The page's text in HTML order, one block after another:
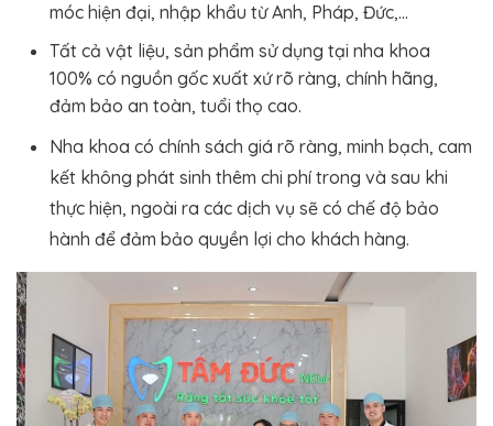
móc hiện đại, nhập khẩu từ Anh, Pháp, Đức,…
Tất cả vật liệu, sản phẩm sử dụng tại nha khoa
100% có nguồn gốc xuất xứ rõ ràng, chính hãng,
đảm bảo an toàn, tuổi thọ cao.
Nha khoa có chính sách giá rõ ràng, minh bạch, cam
kết không phát sinh thêm chi phí trong và sau khi
thực hiện, ngoài ra các dịch vụ sẽ có chế độ bảo
hành để đảm bảo quyền lợi cho khách hàng.